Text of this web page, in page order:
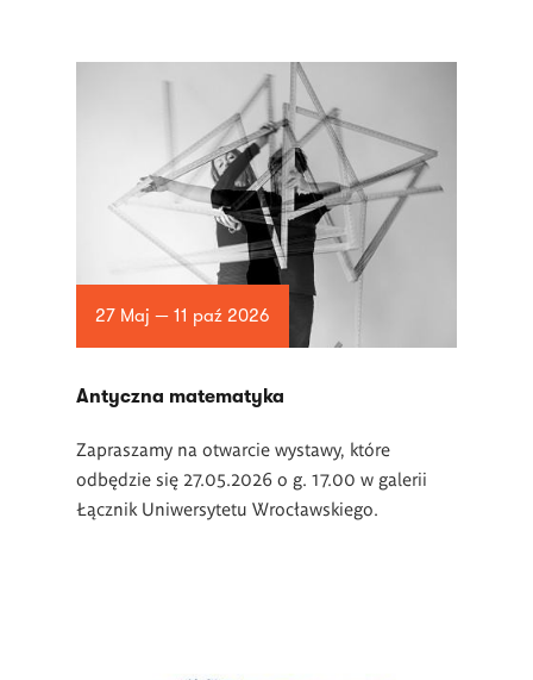
27 Maj — 11 paź 2026
Antyczna matematyka
Zapraszamy na otwarcie wystawy, które
odbędzie się 27.05.2026 o g. 17.00 w galerii
Łącznik Uniwersytetu Wrocławskiego.